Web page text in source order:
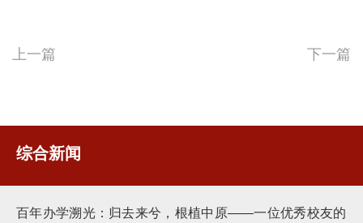
上一篇 下一篇
综合新闻
百年办学溯光：归去来兮，根植中原——一位优秀校友的